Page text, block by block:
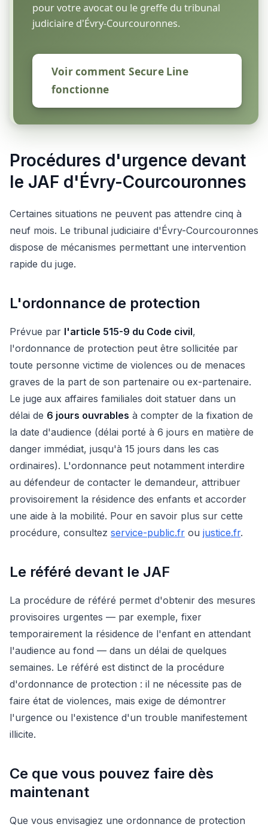
pour votre avocat ou le greffe du tribunal
judiciaire d'Évry-Courcouronnes.
Voir comment Secure Line
fonctionne
Procédures d'urgence devant
le JAF d'Évry-Courcouronnes
Certaines situations ne peuvent pas attendre cinq à
neuf mois. Le tribunal judiciaire d'Évry-Courcouronnes
dispose de mécanismes permettant une intervention
rapide du juge.
L'ordonnance de protection
Prévue par l'article 515-9 du Code civil,
l'ordonnance de protection peut être sollicitée par
toute personne victime de violences ou de menaces
graves de la part de son partenaire ou ex-partenaire.
Le juge aux affaires familiales doit statuer dans un
délai de 6 jours ouvrables à compter de la fixation de
la date d'audience (délai porté à 6 jours en matière de
danger immédiat, jusqu'à 15 jours dans les cas
ordinaires). L'ordonnance peut notamment interdire
au défendeur de contacter le demandeur, attribuer
provisoirement la résidence des enfants et accorder
une aide à la mobilité. Pour en savoir plus sur cette
procédure, consultez service-public.fr ou justice.fr.
Le référé devant le JAF
La procédure de référé permet d'obtenir des mesures
provisoires urgentes — par exemple, fixer
temporairement la résidence de l'enfant en attendant
l'audience au fond — dans un délai de quelques
semaines. Le référé est distinct de la procédure
d'ordonnance de protection : il ne nécessite pas de
faire état de violences, mais exige de démontrer
l'urgence ou l'existence d'un trouble manifestement
illicite.
Ce que vous pouvez faire dès
maintenant
Que vous envisagiez une ordonnance de protection